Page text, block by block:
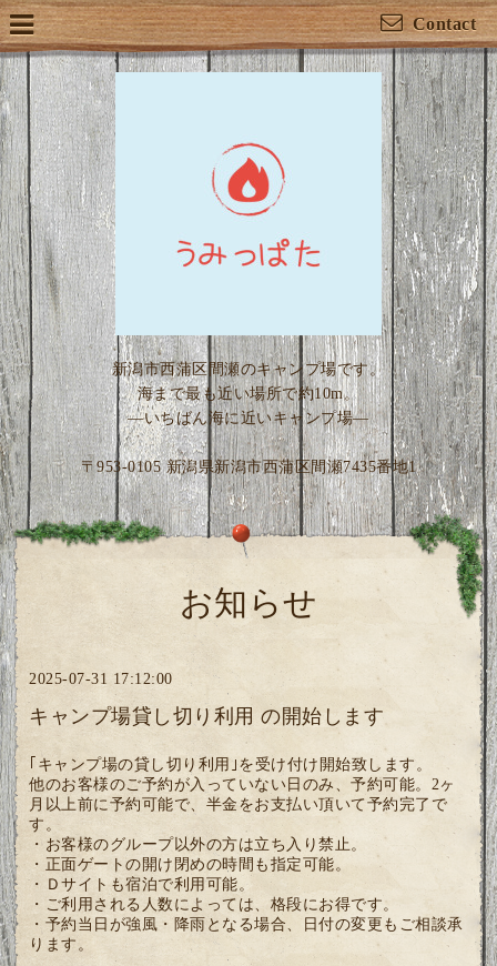
Contact
新潟市西蒲区間瀬のキャンプ場です。
海まで最も近い場所で約10m。
―いちばん海に近いキャンプ場―
〒953-0105 新潟県新潟市西蒲区間瀬7435番地1
お知らせ
2025-07-31 17:12:00
キャンプ場貸し切り利用 の開始します
｢キャンプ場の貸し切り利用｣を受け付け開始致します。
他のお客様のご予約が入っていない日のみ、予約可能。2ヶ
月以上前に予約可能で、半金をお支払い頂いて予約完了で
す。
・お客様のグループ以外の方は立ち入り禁止。
・正面ゲートの開け閉めの時間も指定可能。
・Ｄサイトも宿泊で利用可能。
・ご利用される人数によっては、格段にお得です。
・予約当日が強風・降雨となる場合、日付の変更もご相談承
ります。